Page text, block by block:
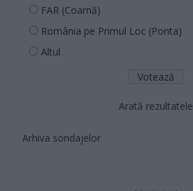
FAR (Coarnă)
România pe Primul Loc (Ponta)
Altul
Arată rezultatele
Arhiva sondajelor